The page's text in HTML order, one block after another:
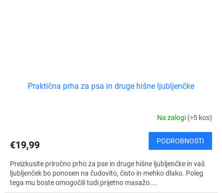
Praktična prha za psa in druge hišne ljubljenčke
Na zalogi (>5 kos)
€19,99 PODROBNOSTI
Preizkusite priročno prho za pse in druge hišne ljubljenčke in vaš
ljubljenček bo ponosen na čudovito, čisto in mehko dlako. Poleg
tega mu boste omogočili tudi prijetno masažo....